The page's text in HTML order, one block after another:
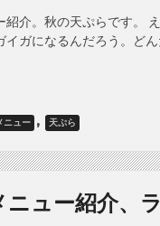
紹介。秋の天ぷらです。
イガになるんだろう。ど
ニュー , 天ぷら
ュー紹介、